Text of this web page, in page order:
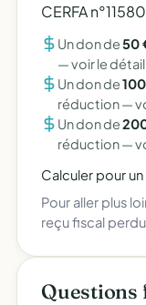
CERFA
Un don de50
—voir le détail
Un don de
réduction —
Un don de
réduction —
Calculer pour
Pour aller plus
reçu fiscal
Questions